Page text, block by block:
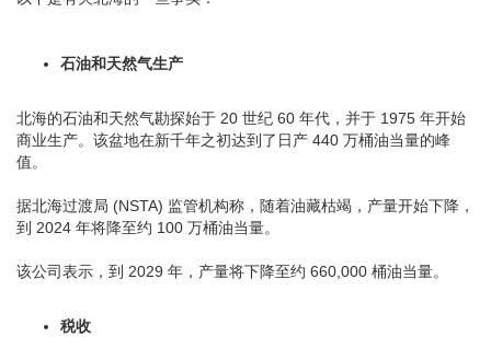
石油和天然气生产
北海的石油和天然气勘探始于 20 世纪 60 年代，并于 1975 年开始
商业生产。该盆地在新千年之初达到了日产 440 万桶油当量的峰
值。
据北海过渡局 (NSTA) 监管机构称，随着油藏枯竭，产量开始下降，
到 2024 年将降至约 100 万桶油当量。
该公司表示，到 2029 年，产量将下降至约 660,000 桶油当量。
税收